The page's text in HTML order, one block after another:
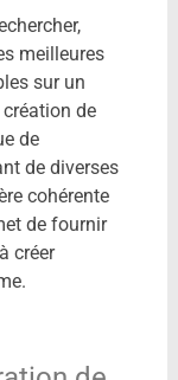
meilleures
sur un
de
de
de diverses
cohérente
de fournir
créer